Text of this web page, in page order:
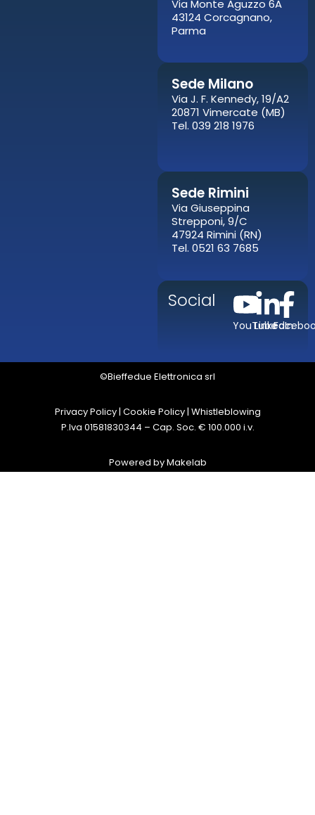
Via Monte Aguzzo 6A
43124 Corcagnano,
Parma
Sede Milano
Via J. F. Kennedy, 19/A2
20871 Vimercate (MB)
Tel. 039 218 1976
Sede Rimini
Via Giuseppina
Strepponi, 9/C
47924 Rimini (RN)
Tel. 0521 63 7685
Social
YouTube
LinkedIn
©Bieffedue Elettronica srl
Privacy Policy| Cookie Policy| Whistleblowing
P.Iva 01581830344 – Cap. Soc. € 100.000 i.v.
Powered byMakelab